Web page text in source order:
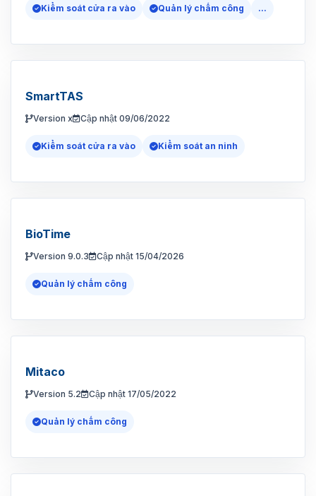
Kiểm soát cửa ra vào Quản lý chấm công ...
SmartTAS
Version x Cập nhật 09/06/2022
Kiểm soát cửa ra vào Kiểm soát an ninh
BioTime
Version 9.0.3 Cập nhật 15/04/2026
Quản lý chấm công
Mitaco
Version 5.2 Cập nhật 17/05/2022
Quản lý chấm công